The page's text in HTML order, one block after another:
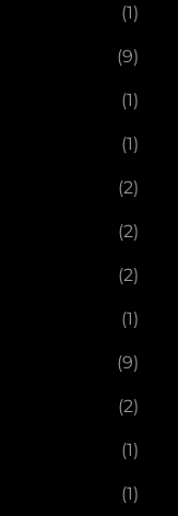
(1)
(9)
(1)
(1)
(2)
(2)
(2)
(1)
(9)
(2)
(1)
(1)